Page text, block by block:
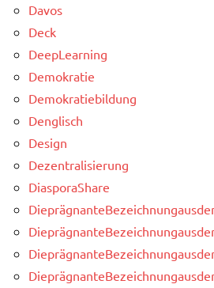
Davos
Deck
DeepLearning
Demokratie
Demokratiebildung
Denglisch
Design
Dezentralisierung
DiasporaShare